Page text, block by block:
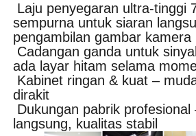
Laju penyegaran ultra-tinggi
sempurna untuk siaran
pengambilan gambar kamera
Cadangan ganda untuk
ada layar hitam selama
Kabinet ringan & kuat –
dirakit
Dukungan pabrik profesional
langsung, kualitas stabil